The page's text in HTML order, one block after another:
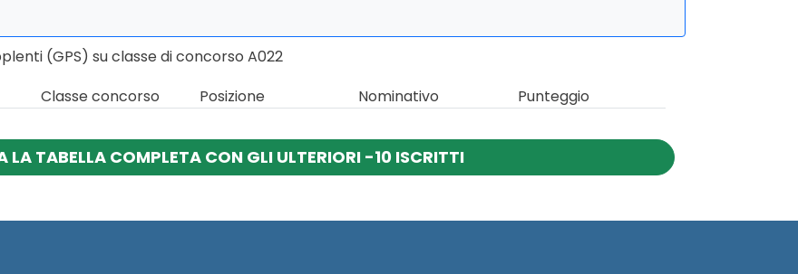
(GPS) su classe di concorso A022
Classe concorso Posizione Nominativo Punteggio
LA TABELLA COMPLETA CON GLI ULTERIORI -10 ISCRITTI